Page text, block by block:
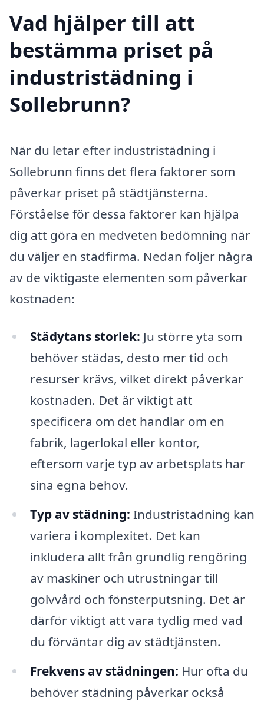
Vad hjälper till att
bestämma priset på
industristädning i
Sollebrunn?
När du letar efter industristädning i
Sollebrunn finns det flera faktorer som
påverkar priset på städtjänsterna.
Förståelse för dessa faktorer kan hjälpa
dig att göra en medveten bedömning när
du väljer en städfirma. Nedan följer några
av de viktigaste elementen som påverkar
kostnaden:
Städytans storlek: Ju större yta som
behöver städas, desto mer tid och
resurser krävs, vilket direkt påverkar
kostnaden. Det är viktigt att
specificera om det handlar om en
fabrik, lagerlokal eller kontor,
eftersom varje typ av arbetsplats har
sina egna behov.
Typ av städning: Industristädning kan
variera i komplexitet. Det kan
inkludera allt från grundlig rengöring
av maskiner och utrustningar till
golvvård och fönsterputsning. Det är
därför viktigt att vara tydlig med vad
du förväntar dig av städtjänsten.
Frekvens av städningen: Hur ofta du
behöver städning påverkar också